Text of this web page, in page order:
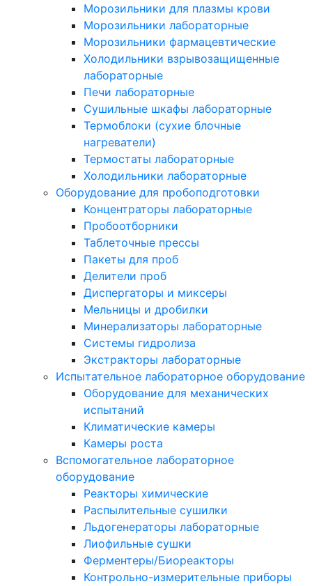
Морозильники для плазмы крови
Морозильники лабораторные
Морозильники фармацевтические
Холодильники взрывозащищенные
лабораторные
Печи лабораторные
Сушильные шкафы лабораторные
Термоблоки (сухие блочные
нагреватели)
Термостаты лабораторные
Холодильники лабораторные
Оборудование для пробоподготовки
Концентраторы лабораторные
Пробоотборники
Таблеточные прессы
Пакеты для проб
Делители проб
Диспергаторы и миксеры
Мельницы и дробилки
Минерализаторы лабораторные
Системы гидролиза
Экстракторы лабораторные
Испытательное лабораторное оборудование
Оборудование для механических
испытаний
Климатические камеры
Камеры роста
Вспомогательное лабораторное
оборудование
Реакторы химические
Распылительные сушилки
Льдогенераторы лабораторные
Лиофильные сушки
Ферментеры/Биореакторы
Контрольно-измерительные приборы